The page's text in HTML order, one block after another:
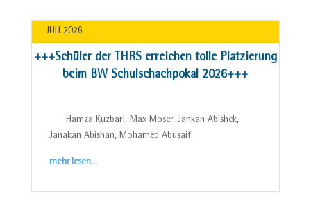
+++Schüler der THRS erreichen tolle Platzierung
beim BW Schulschachpokal 2026+++
JULI 2026
Hamza Kuzbari, Max Moser, Jankan Abishek,
Janakan Abishan, Mohamed Abusaif
mehr lesen…